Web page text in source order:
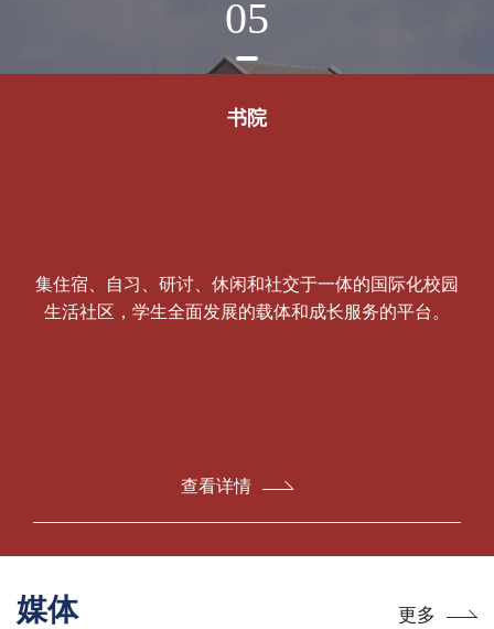
05
书院
集住宿、自习、研讨、休闲和社交于一体的国际化校园
生活社区，学生全面发展的载体和成长服务的平台。
查看详情
媒体 更多